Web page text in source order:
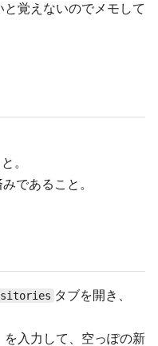
覚えないのでメモして
。
であること。
タブを開き、
入力して、空っぽの新